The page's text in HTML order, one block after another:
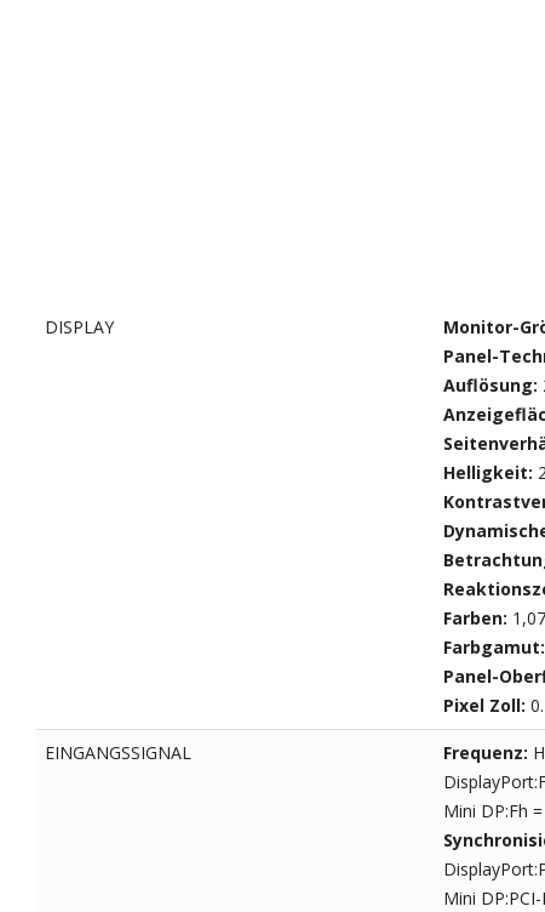
DISPLAY Monitor-
Panel-
Auflösung:
Helligkeit:
Farben:
Farbgamut:
Panel-
Pixel Zoll:
EINGANGSSIGNAL Frequenz:
Mini DP:Fh
Mini DP:PCI-